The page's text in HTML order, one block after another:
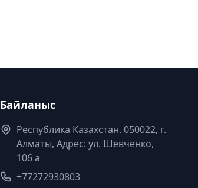
Байланыс
Республика Казахстан. 050022, г.
Алматы, Адрес: ул. Шевченко,
106 а
+77272930803